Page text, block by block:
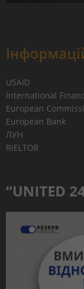
USAID
International
European
European Bank
ЛУН
RIELTOR
“UNITED